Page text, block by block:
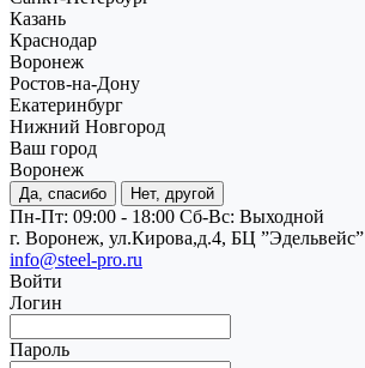
Казань
Краснодар
Воронеж
Ростов-на-Дону
Екатеринбург
Нижний Новгород
Ваш город
Воронеж
Да, спасибо Нет, другой
Пн-Пт: 09:00 - 18:00 Cб-Вс: Выходной
г. Воронеж, ул.Кирова,д.4, БЦ ”Эдельвейс”
info@steel-pro.ru
Войти
Логин
Пароль